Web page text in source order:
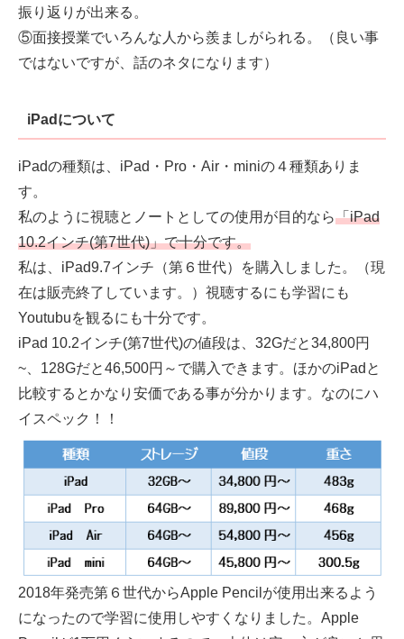
振り返りが出来る。
⑤面接授業でいろんな人から羨ましがられる。（良い事
ではないですが、話のネタになります）
iPadについて
iPadの種類は、iPad・Pro・Air・miniの４種類ありま
す。
私のように視聴とノートとしての使用が目的なら「iPad
10.2インチ(第7世代)」で十分です。
私は、iPad9.7インチ（第６世代）を購入しました。（現
在は販売終了しています。）視聴するにも学習にも
Youtubuを観るにも十分です。
iPad 10.2インチ(第7世代)の値段は、32Gだと34,800円
~、128Gだと46,500円～で購入できます。ほかのiPadと
比較するとかなり安価である事が分かります。なのにハ
イスペック！！
2018年発売第６世代からApple Pencilが使用出来るよう
になったので学習に使用しやすくなりました。Apple